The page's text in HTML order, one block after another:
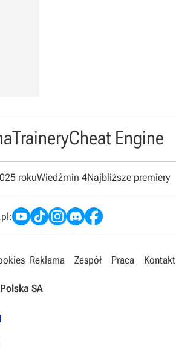
TraineryCheat Engine
rokuWiedźmin 4Najbliższe premiery
Reklama Zespół Praca Kontakt
SA